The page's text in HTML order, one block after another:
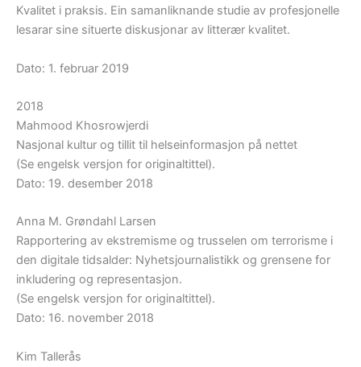
Kvalitet i praksis. Ein samanliknande studie av profesjonelle
lesarar sine situerte diskusjonar av litterær kvalitet.
Dato: 1. februar 2019
2018
Mahmood Khosrowjerdi
Nasjonal kultur og tillit til helseinformasjon på nettet
(Se engelsk versjon for originaltittel).
Dato: 19. desember 2018
Anna M. Grøndahl Larsen
Rapportering av ekstremisme og trusselen om terrorisme i
den digitale tidsalder: Nyhetsjournalistikk og grensene for
inkludering og representasjon.
(Se engelsk versjon for originaltittel).
Dato: 16. november 2018
Kim Tallerås